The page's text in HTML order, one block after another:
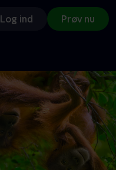
Log ind Prøv nu